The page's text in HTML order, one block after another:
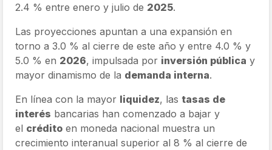
2.4 % entre enero y julio de 2025.
Las proyecciones apuntan a una expansión en
torno a 3.0 % al cierre de este año y entre 4.0 % y
5.0 % en 2026, impulsada por inversión pública y
mayor dinamismo de la demanda interna.
En línea con la mayor liquidez, las tasas de
interés bancarias han comenzado a bajar y
el crédito en moneda nacional muestra un
crecimiento interanual superior al 8 % al cierre de